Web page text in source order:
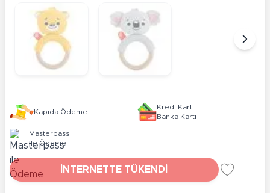
Kapıda Ödeme
Kredi Kartı
Banka Kartı
Masterpass
ile Ödeme
İNTERNETTE TÜKENDİ